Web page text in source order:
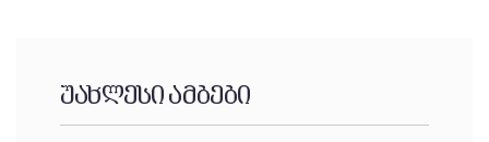
უახლესი ამბები